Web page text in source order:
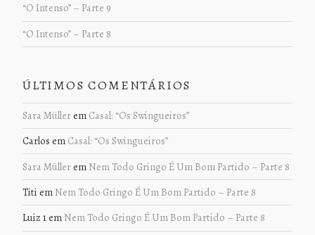
“O Intenso” – Parte 9
“O Intenso” – Parte 8
ÚLTIMOS COMENTÁRIOS
Sara Müllerem Casal: “Os Swingueiros”
Carlos em Casal: “Os Swingueiros”
Sara Müllerem Nem Todo Gringo É Um Bom Partido – Parte 8
Titi em Nem Todo Gringo É Um Bom Partido – Parte 8
Luiz 1em Nem Todo Gringo É Um Bom Partido – Parte 8